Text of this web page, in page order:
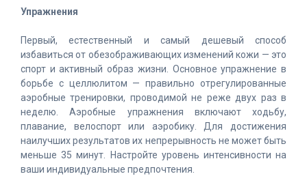
Упражнения
Первый, естественный и самый дешевый способ
избавиться от обезображивающих изменений кожи — это
спорт и активный образ жизни. Основное упражнение в
борьбе с целлюлитом — правильно отрегулированные
аэробные тренировки, проводимой не реже двух раз в
неделю. Аэробные упражнения включают ходьбу,
плавание, велоспорт или аэробику. Для достижения
наилучших результатов их непрерывность не может быть
меньше 35 минут. Настройте уровень интенсивности на
ваши индивидуальные предпочтения.